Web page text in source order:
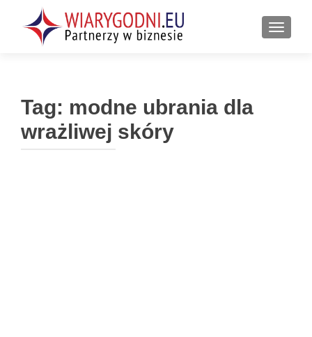
Tag: modne ubrania dla
wrażliwej skóry